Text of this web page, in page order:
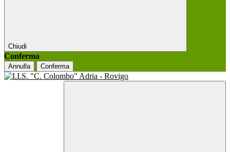
Chiudi
Conferma
Annulla Conferma